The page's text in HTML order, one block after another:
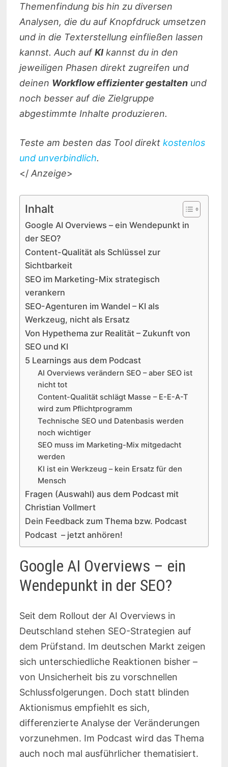
Themenfindung bis hin zu diversen
Analysen, die du auf Knopfdruck umsetzen
und in die Texterstellung einfließen lassen
kannst. Auch aufKIkannst du in den
jeweiligen Phasen direkt zugreifen und
deinen Workflow effizienter gestaltenund
noch besser auf die Zielgruppe
abgestimmte Inhalte produzieren.
Teste am besten das Tool direkt kostenlos
und unverbindlich.
</ Anzeige>
Inhalt
Google AI Overviews – ein Wendepunkt in
der SEO?
Content-Qualität als Schlüssel zur
Sichtbarkeit
SEO im Marketing-Mix strategisch
verankern
SEO-Agenturen im Wandel – KI als
Werkzeug, nicht als Ersatz
Von Hypethema zur Realität – Zukunft von
SEO und KI
5 Learnings aus dem Podcast
AI Overviews verändern SEO – aber SEO ist
nicht tot
Content-Qualität schlägt Masse – E-E-A-T
wird zum Pflichtprogramm
Technische SEO und Datenbasis werden
noch wichtiger
SEO muss im Marketing-Mix mitgedacht
werden
KI ist ein Werkzeug – kein Ersatz für den
Mensch
Fragen (Auswahl) aus dem Podcast mit
Christian Vollmert
Dein Feedback zum Thema bzw. Podcast
Podcast – jetzt anhören!
Google AI Overviews – ein
Wendepunkt in der SEO?
Seit dem Rollout der AI Overviews in
Deutschland stehen SEO-Strategien auf
dem Prüfstand. Im deutschen Markt zeigen
sich unterschiedliche Reaktionen bisher –
von Unsicherheit bis zu vorschnellen
Schlussfolgerungen. Doch statt blinden
Aktionismus empfiehlt es sich,
differenzierte Analyse der Veränderungen
vorzunehmen. Im Podcast wird das Thema
auch noch mal ausführlicher thematisiert.